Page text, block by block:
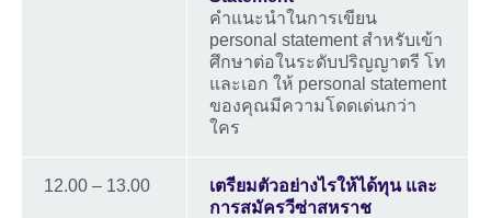
คำแนะนำในการเขียน
personal statement สำหรับเข้า
ศึกษาต่อในระดับปริญญาตรี โท
และเอก ให้ personal statement
ของคุณมีความโดดเด่นกว่า
ใคร
12.00 – 13.00
เตรียมตัวอย่างไรให้ได้ทุน และ
การสมัครวีซ่าสหราช